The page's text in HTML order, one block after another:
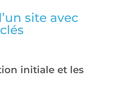
site avec
initiale et les